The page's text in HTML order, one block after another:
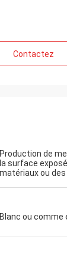
Contactez
Production de
la surface
matériaux ou
Blanc ou comme